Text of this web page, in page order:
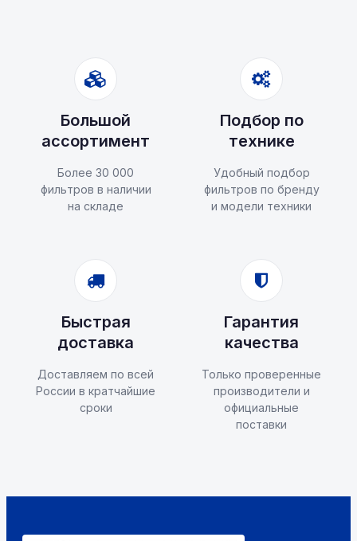
Большой
ассортимент
Более 30 000
фильтров в наличии
на складе
Подбор по
технике
Удобный подбор
фильтров по бренду
и модели техники
Быстрая
доставка
Доставляем по всей
России в кратчайшие
сроки
Гарантия
качества
Только проверенные
производители и
официальные
поставки